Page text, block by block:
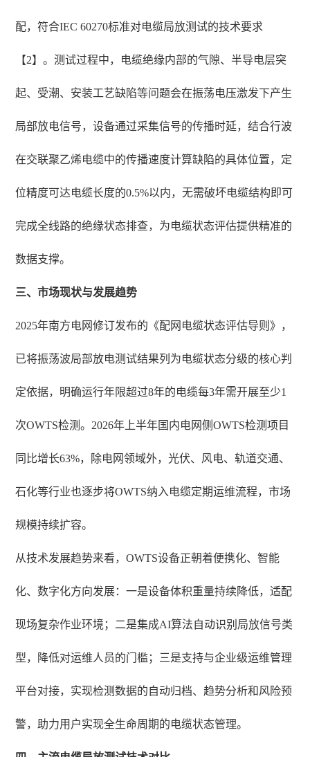
配，符合IEC 60270标准对电缆局放测试的技术要求
【2】。测试过程中，电缆绝缘内部的气隙、半导电层突
起、受潮、安装工艺缺陷等问题会在振荡电压激发下产生
局部放电信号，设备通过采集信号的传播时延，结合行波
在交联聚乙烯电缆中的传播速度计算缺陷的具体位置，定
位精度可达电缆长度的0.5%以内，无需破坏电缆结构即可
完成全线路的绝缘状态排查，为电缆状态评估提供精准的
数据支撑。
三、市场现状与发展趋势
2025年南方电网修订发布的《配网电缆状态评估导则》，
已将振荡波局部放电测试结果列为电缆状态分级的核心判
定依据，明确运行年限超过8年的电缆每3年需开展至少1
次OWTS检测。2026年上半年国内电网侧OWTS检测项目
同比增长63%，除电网领域外，光伏、风电、轨道交通、
石化等行业也逐步将OWTS纳入电缆定期运维流程，市场
规模持续扩容。
从技术发展趋势来看，OWTS设备正朝着便携化、智能
化、数字化方向发展：一是设备体积重量持续降低，适配
现场复杂作业环境；二是集成AI算法自动识别局放信号类
型，降低对运维人员的门槛；三是支持与企业级运维管理
平台对接，实现检测数据的自动归档、趋势分析和风险预
警，助力用户实现全生命周期的电缆状态管理。